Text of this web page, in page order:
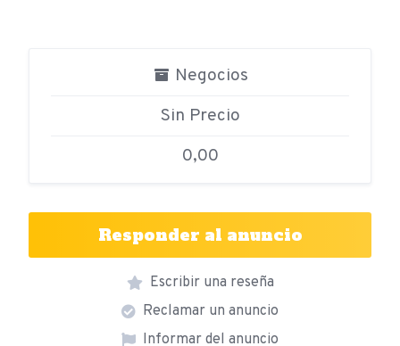
Negocios
Sin Precio
0,00
Responder al anuncio
Escribir una reseña
Reclamar un anuncio
Informar del anuncio